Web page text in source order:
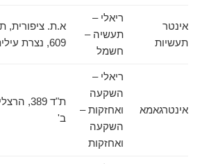
אינטר
תעשיות
ריאלי –
תעשיה –
חשמל
א.ת. ציפורית, ת"ד
609, נצרת עילית
אינטרגאמא
ריאלי –
השקעה
ואחזקות –
השקעה
ואחזקות
ת"ד 389, הרצליה